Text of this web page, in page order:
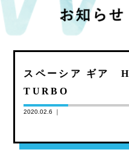
スペーシア ギ
TURBO
2020.02.6 ｜